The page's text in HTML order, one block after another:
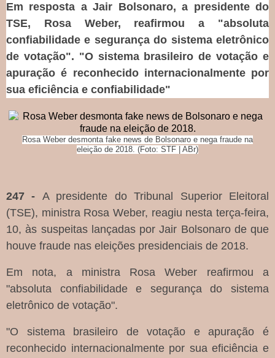
Em resposta a Jair Bolsonaro, a presidente do
TSE, Rosa Weber, reafirmou a "absoluta
confiabilidade e segurança do sistema eletrônico
de votação". "O sistema brasileiro de votação e
apuração é reconhecido internacionalmente por
sua eficiência e confiabilidade"
Rosa Weber desmonta fake news de Bolsonaro e nega fraude na
eleição de 2018. (Foto: STF | ABr)
247 - A presidente do Tribunal Superior Eleitoral
(TSE), ministra Rosa Weber, reagiu nesta terça-feira,
10, às suspeitas lançadas por Jair Bolsonaro de que
houve fraude nas eleições presidenciais de 2018.
Em nota, a ministra Rosa Weber reafirmou a
"absoluta confiabilidade e segurança do sistema
eletrônico de votação".
"O sistema brasileiro de votação e apuração é
reconhecido internacionalmente por sua eficiência e